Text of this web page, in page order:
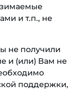
и т.п., не
не получили
и (или) Вам не
поддержки,